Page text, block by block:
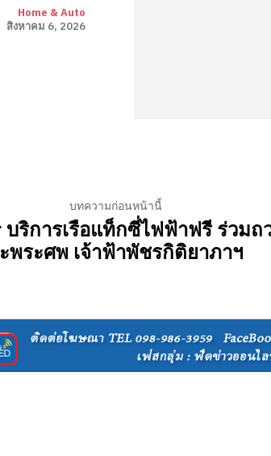
Home & Auto
สิงหาคม 6, 2026
บทความก่อนหน้านี้
บริการเรือแท็กซี่ไฟฟ้าฟรี ร่วมถ
พระศพ เจ้าฟ้าพัชรกิติยาภาฯ